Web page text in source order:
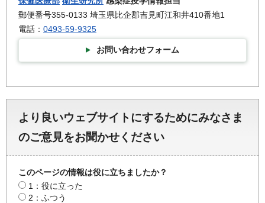
郵便番号355-0133 埼玉県比企郡吉見町江和井410番地1
電話： 0493-59-9325
お問い合わせフォーム
より良いウェブサイトにするためにみなさま
のご意見をお聞かせください
このページの情報は役に立ちましたか？
1：役に立った
2：ふつう